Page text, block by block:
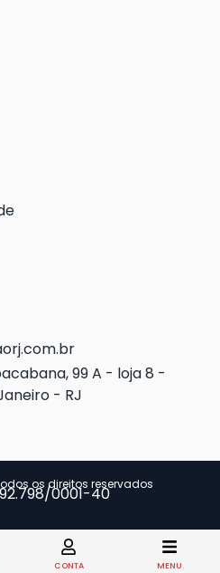
99 A - loja 8 -
- RJ
os direitos reservados
0001-40
CONTA MENU